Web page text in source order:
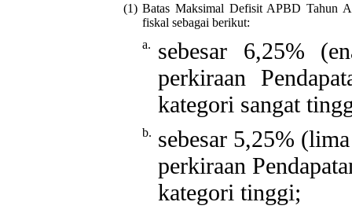
(1) Batas Maksimal Defisit APBD Tahun
fiskal sebagai berikut:
a.
sebesar 6,25%
perkiraan
kategori sangat
b. sebesar 5,25%
perkiraan
kategori tinggi;